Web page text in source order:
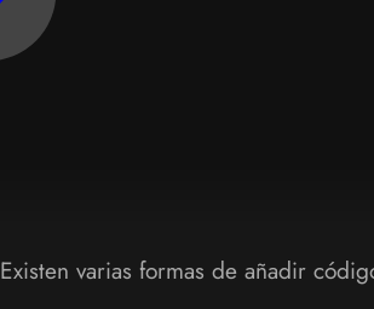
Existen varias formas de añadir